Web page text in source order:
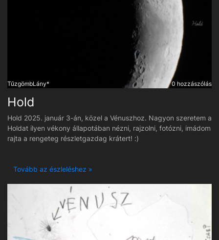
TűzgömbLány* 0 hozzászólás
Hold
Hold 2025. január 3-án, közel a Vénuszhoz. Nagyon szeretem a
Holdat ilyen vékony állapotában nézni, rajzolni, fotózni, imádom
rajta a rengeteg részletgazdag krátert! :)
Tovább az észleléshez »